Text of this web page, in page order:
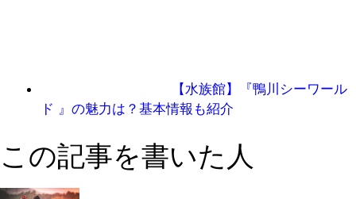
【水族館】『鴨川シーワール
ド 』の魅力は？基本情報も紹介
この記事を書いた人